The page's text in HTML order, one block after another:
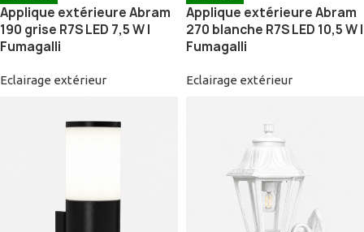
Applique extérieure Abram
190 grise R7S LED 7,5 W |
Fumagalli
Eclairage extérieur
Applique extérieure Abram
270 blanche R7S LED 10,5 W |
Fumagalli
Eclairage extérieur